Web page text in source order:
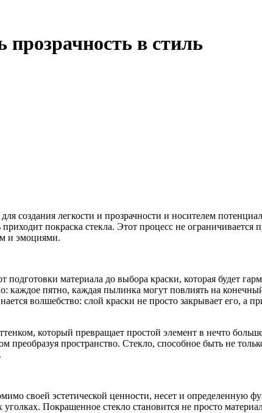
прозрачность в стиль
создания легкости и прозрачности и носителем
покраска стекла. Этот процесс не ограничивается
и эмоциями.
материала до выбора краски, которая будет
пятно, каждая пылинка могут повлиять на
волшебство: слой краски не просто закрывает его, а
который превращает простой элемент в нечто
преобразуя пространство. Стекло, способное быть не
своей эстетической ценности, несет и определенную
Покрашенное стекло становится не просто